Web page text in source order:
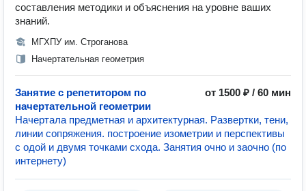
составления методики и объяснения на уровне ваших
знаний.
МГХПУ им. Строганова
Начертательная геометрия
Занятие с репетитором по
начертательной геометрии
от 1500 ₽ / 60 мин
Начертала предметная и архитектурная. Развертки, тени,
линии сопряжения. построение изометрии и перспективы
с одой и двумя точками схода. Занятия очно и заочно (по
интернету)